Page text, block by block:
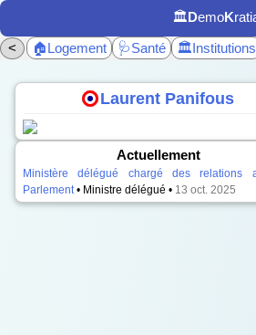
🏛️DemoK
<
🏠Logement 🩺Santé 🏛️Institutions
Laurent Panifous
Actuellement
Ministère délégué chargé des relations
Parlement• Ministre délégué • 13 oct. 2025